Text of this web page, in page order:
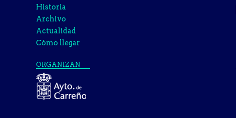
Historia
Archivo
Actualidad
Cómo llegar
ORGANIZAN